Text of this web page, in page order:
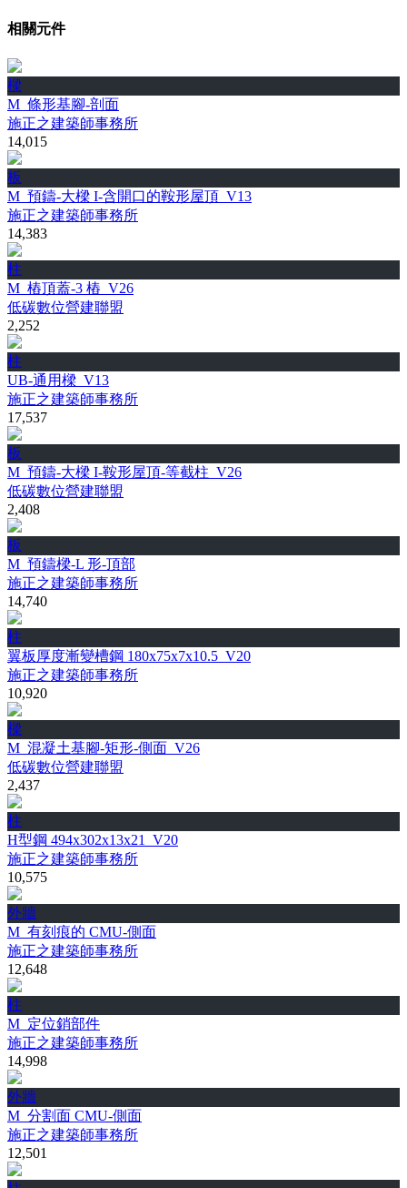
相關元件
樑
M_條形基腳-剖面
施正之建築師事務所
14,015
板
M_預鑄-大樑 I-含開口的鞍形屋頂_V13
施正之建築師事務所
14,383
柱
M_樁頂蓋-3 樁_V26
低碳數位營建聯盟
2,252
柱
UB-通用樑_V13
施正之建築師事務所
17,537
板
M_預鑄-大樑 I-鞍形屋頂-等截柱_V26
低碳數位營建聯盟
2,408
板
M_預鑄樑-L 形-頂部
施正之建築師事務所
14,740
柱
翼板厚度漸變槽鋼 180x75x7x10.5_V20
施正之建築師事務所
10,920
樑
M_混凝土基腳-矩形-側面_V26
低碳數位營建聯盟
2,437
柱
H型鋼 494x302x13x21_V20
施正之建築師事務所
10,575
外牆
M_有刻痕的 CMU-側面
施正之建築師事務所
12,648
柱
M_定位銷部件
施正之建築師事務所
14,998
外牆
M_分割面 CMU-側面
施正之建築師事務所
12,501